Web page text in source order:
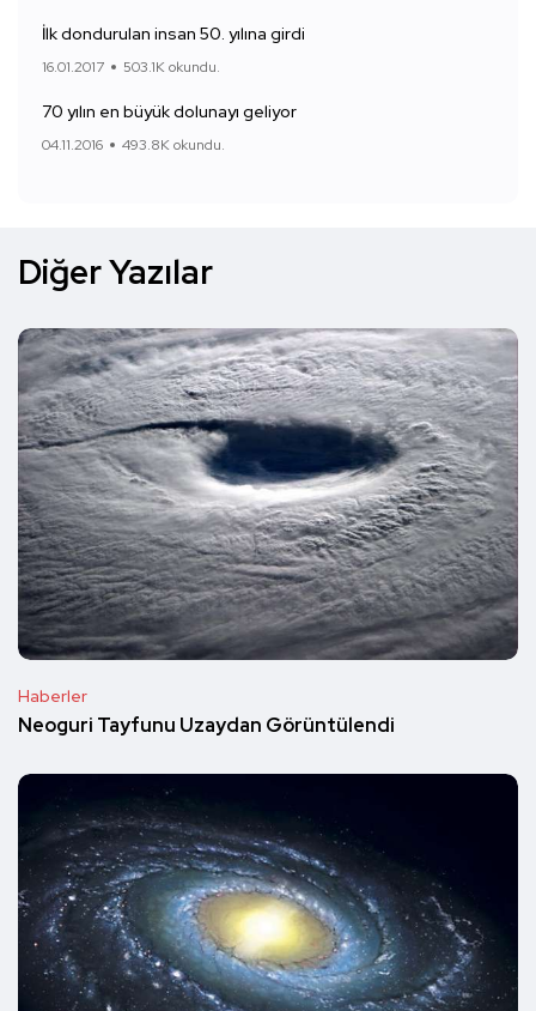
İlk dondurulan insan 50. yılına girdi
16.01.2017 503.1K okundu.
70 yılın en büyük dolunayı geliyor
04.11.2016 493.8K okundu.
Diğer Yazılar
Haberler
Neoguri Tayfunu Uzaydan Görüntülendi